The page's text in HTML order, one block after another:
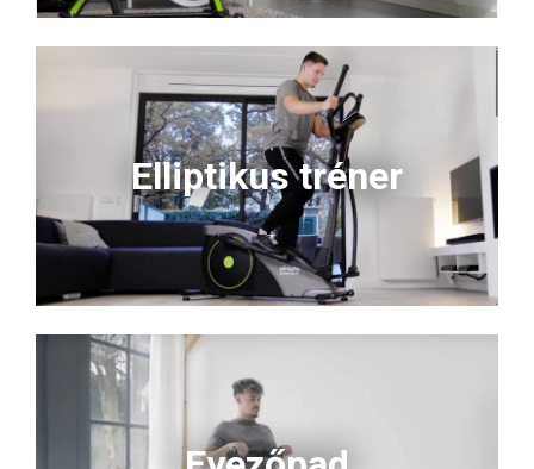
Elliptikus tréner